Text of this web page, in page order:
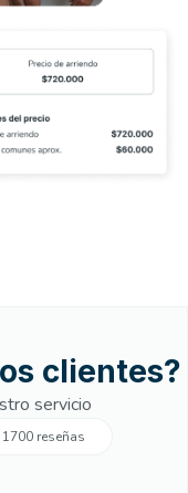
clientes?
servicio
reseñas